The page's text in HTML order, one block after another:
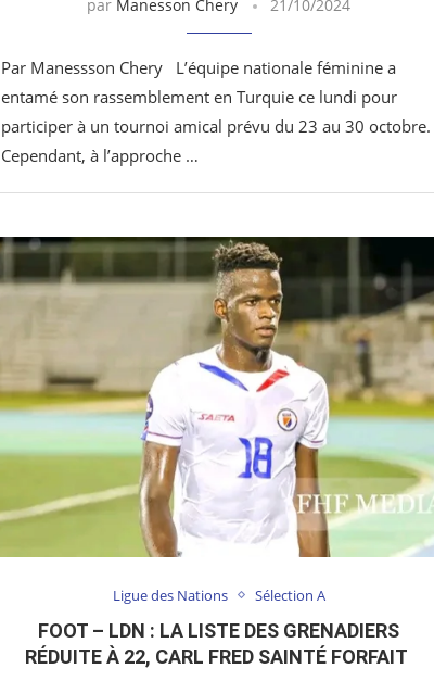
par Manesson Chery 21/10/2024
Par Manessson Chery L’équipe nationale féminine a
entamé son rassemblement en Turquie ce lundi pour
participer à un tournoi amical prévu du 23 au 30 octobre.
Cependant, à l’approche …
Ligue des Nations Sélection A
FOOT – LDN : LA LISTE DES GRENADIERS
RÉDUITE À 22, CARL FRED SAINTÉ FORFAIT